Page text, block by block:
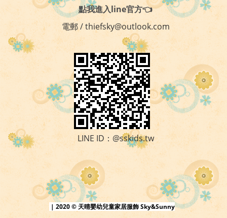
點我進入line官方👈
電郵 / thiefsky@outlook.com
LINE ID：@sskids.tw
| 2020 © 天晴嬰幼兒童家居服飾 Sky&Sunny